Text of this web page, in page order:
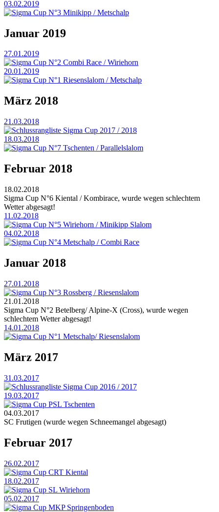
03.02.2019
Sigma Cup N°3 Minikipp / Metschalp
Januar 2019
27.01.2019
Sigma Cup N°2 Combi Race / Wiriehorn
20.01.2019
Sigma Cup N°1 Riesenslalom / Metschalp
März 2018
21.03.2018
Schlussrangliste Sigma Cup 2017 / 2018
18.03.2018
Sigma Cup N°7 Tschenten / Parallelslalom
Februar 2018
18.02.2018
Sigma Cup N°6 Kiental / Kombirace, wurde wegen schlechtem
Wetter abgesagt!
11.02.2018
Sigma Cup N°5 Wiriehorn / Minikipp Slalom
04.02.2018
Sigma Cup N°4 Metschalp / Combi Race
Januar 2018
27.01.2018
Sigma Cup N°3 Rossberg / Riesenslalom
21.01.2018
Sigma Cup N°2 Betelberg/ Alpine-X (Cross), wurde wegen
schlechtem Wetter abgesagt!
14.01.2018
Sigma Cup N°1 Metschalp/ Riesenslalom
März 2017
31.03.2017
Schlussrangliste Sigma Cup 2016 / 2017
19.03.2017
Sigma Cup PSL Tschenten
04.03.2017
SC Frutigen (wurde wegen Schneemangel abgesagt)
Februar 2017
26.02.2017
Sigma Cup CRT Kiental
18.02.2017
Sigma Cup SL Wiriehorn
05.02.2017
Sigma Cup MKP Springenboden